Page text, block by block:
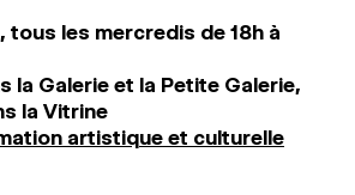
les mercredis de 18h à
la Galerie et la Petite Galerie,
la Vitrine
artistique et culturelle